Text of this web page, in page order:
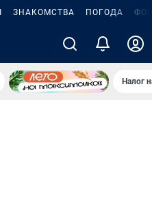
ЗНАКОМСТВА ПОГОДА
Налог